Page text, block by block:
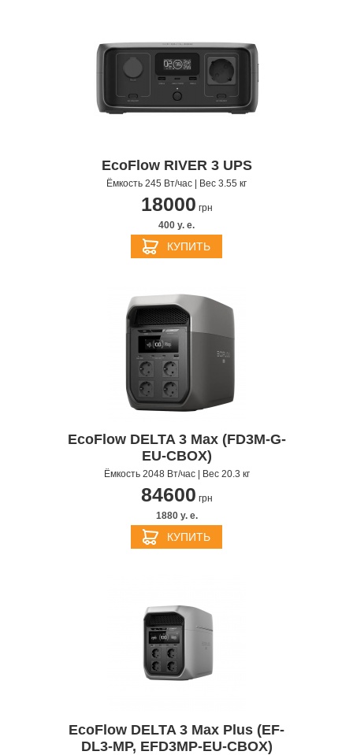
EcoFlow RIVER 3 UPS
Ёмкость 245 Вт/час | Вес 3.55 кг
18000 грн
400 y. e.
КУПИТЬ
EcoFlow DELTA 3 Max (FD3M-G-
EU-CBOX)
Ёмкость 2048 Вт/час | Вес 20.3 кг
84600 грн
1880 y. e.
КУПИТЬ
EcoFlow DELTA 3 Max Plus (EF-
DL3-MP, EFD3MP-EU-CBOX)